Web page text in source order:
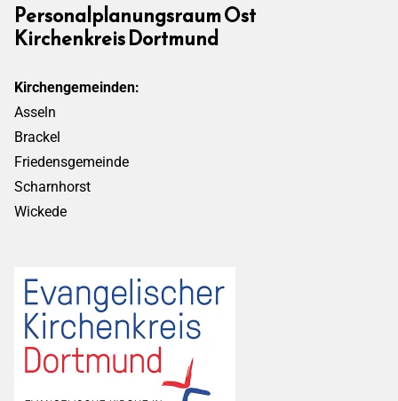
Personalplanungsraum Ost
Kirchenkreis Dortmund
Kirchengemeinden:
Asseln
Brackel
Friedensgemeinde
Scharnhorst
Wickede